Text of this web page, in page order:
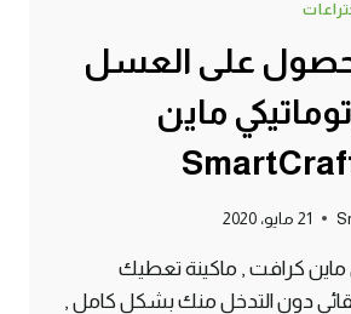
على العسل
ماين
21 مايو، 2020
كرافت , ماكينة تعطيك
دون التدخل منك بشكل كامل ,